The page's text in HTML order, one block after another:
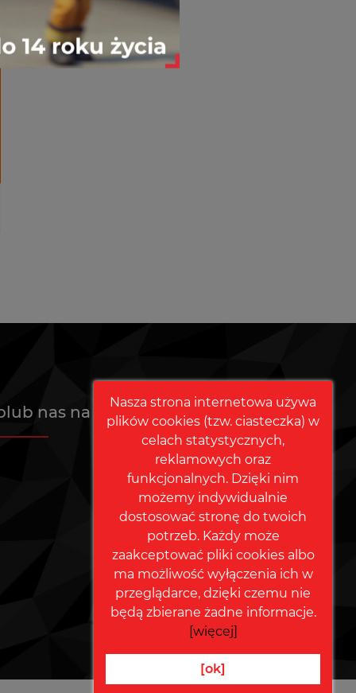
nas na Facebooku
Nasza strona internetowa używa
plików cookies (tzw. ciasteczka) w
celach statystycznych,
reklamowych oraz
funkcjonalnych. Dzięki nim
możemy indywidualnie
dostosować stronę do twoich
potrzeb. Każdy może
zaakceptować pliki cookies albo
ma możliwość wyłączenia ich w
przeglądarce, dzięki czemu nie
będą zbierane żadne informacje.
[więcej]
[ok]